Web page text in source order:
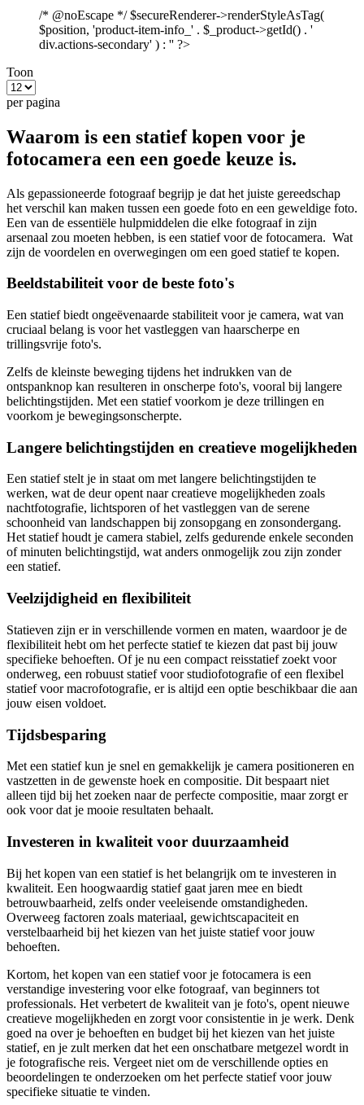
/* @noEscape */ $secureRenderer->renderStyleAsTag(
$position, 'product-item-info_' . $_product->getId() . '
div.actions-secondary' ) : '' ?>
Toon
per pagina
Waarom is een statief kopen voor je
fotocamera een een goede keuze is.
Als gepassioneerde fotograaf begrijp je dat het juiste gereedschap
het verschil kan maken tussen een goede foto en een geweldige foto.
Een van de essentiële hulpmiddelen die elke fotograaf in zijn
arsenaal zou moeten hebben, is een statief voor de fotocamera. Wat
zijn de voordelen en overwegingen om een goed statief te kopen.
Beeldstabiliteit voor de beste foto's
Een statief biedt ongeëvenaarde stabiliteit voor je camera, wat van
cruciaal belang is voor het vastleggen van haarscherpe en
trillingsvrije foto's.
Zelfs de kleinste beweging tijdens het indrukken van de
ontspanknop kan resulteren in onscherpe foto's, vooral bij langere
belichtingstijden. Met een statief voorkom je deze trillingen en
voorkom je bewegingsonscherpte.
Langere belichtingstijden en creatieve mogelijkheden
Een statief stelt je in staat om met langere belichtingstijden te
werken, wat de deur opent naar creatieve mogelijkheden zoals
nachtfotografie, lichtsporen of het vastleggen van de serene
schoonheid van landschappen bij zonsopgang en zonsondergang.
Het statief houdt je camera stabiel, zelfs gedurende enkele seconden
of minuten belichtingstijd, wat anders onmogelijk zou zijn zonder
een statief.
Veelzijdigheid en flexibiliteit
Statieven zijn er in verschillende vormen en maten, waardoor je de
flexibiliteit hebt om het perfecte statief te kiezen dat past bij jouw
specifieke behoeften. Of je nu een compact reisstatief zoekt voor
onderweg, een robuust statief voor studiofotografie of een flexibel
statief voor macrofotografie, er is altijd een optie beschikbaar die aan
jouw eisen voldoet.
Tijdsbesparing
Met een statief kun je snel en gemakkelijk je camera positioneren en
vastzetten in de gewenste hoek en compositie. Dit bespaart niet
alleen tijd bij het zoeken naar de perfecte compositie, maar zorgt er
ook voor dat je mooie resultaten behaalt.
Investeren in kwaliteit voor duurzaamheid
Bij het kopen van een statief is het belangrijk om te investeren in
kwaliteit. Een hoogwaardig statief gaat jaren mee en biedt
betrouwbaarheid, zelfs onder veeleisende omstandigheden.
Overweeg factoren zoals materiaal, gewichtscapaciteit en
verstelbaarheid bij het kiezen van het juiste statief voor jouw
behoeften.
Kortom, het kopen van een statief voor je fotocamera is een
verstandige investering voor elke fotograaf, van beginners tot
professionals. Het verbetert de kwaliteit van je foto's, opent nieuwe
creatieve mogelijkheden en zorgt voor consistentie in je werk. Denk
goed na over je behoeften en budget bij het kiezen van het juiste
statief, en je zult merken dat het een onschatbare metgezel wordt in
je fotografische reis. Vergeet niet om de verschillende opties en
beoordelingen te onderzoeken om het perfecte statief voor jouw
specifieke situatie te vinden.